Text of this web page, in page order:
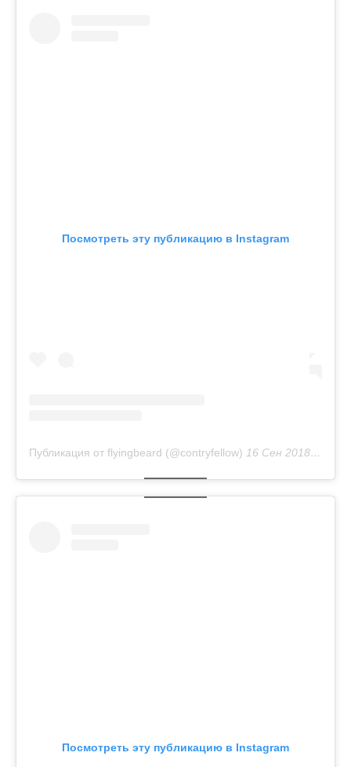
Посмотреть эту публикацию в Instagram
Публикация от flyingbeard (@contryfellow) 16 Сен 2018 в 1:28 PDT
Посмотреть эту публикацию в Instagram